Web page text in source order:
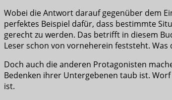
Wobei die Antwort darauf gegenüber dem
perfektes Beispiel dafür, dass bestimmte
gerecht zu werden. Das betrifft in diesem
Leser schon von vorneherein feststeht. Was
Doch auch die anderen Protagonisten
Bedenken ihrer Untergebenen taub ist.
ist.